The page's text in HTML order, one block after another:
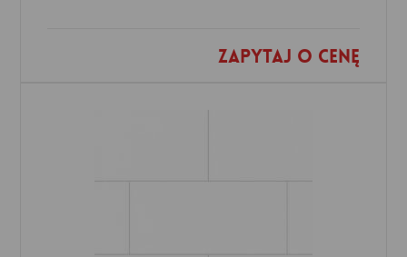
Zapytaj o cenę
Dodaj do ulubionych